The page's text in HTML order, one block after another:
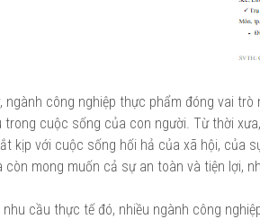
ngành công nghiệp thực phẩm đóng vai
trong cuộc sống của con người. Từ thời
kịp với cuộc sống hối hả của xã hội, của
còn mong muốn cả sự an toàn và tiện lợi,
cầu thực tế đó, nhiều ngành công